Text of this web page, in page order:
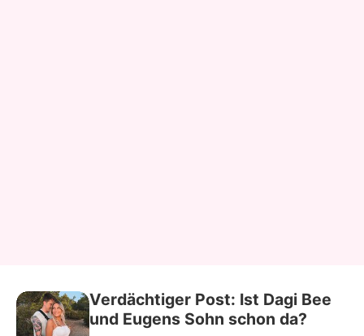
Verdächtiger Post: Ist Dagi Bee
und Eugens Sohn schon da?